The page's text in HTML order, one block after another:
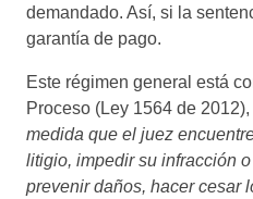
demandado. Así, si la
garantía de pago.
Este régimen general está
Proceso (Ley 1564 de
medida que el juez
litigio, impedir su infracción
prevenir daños, hacer cesar